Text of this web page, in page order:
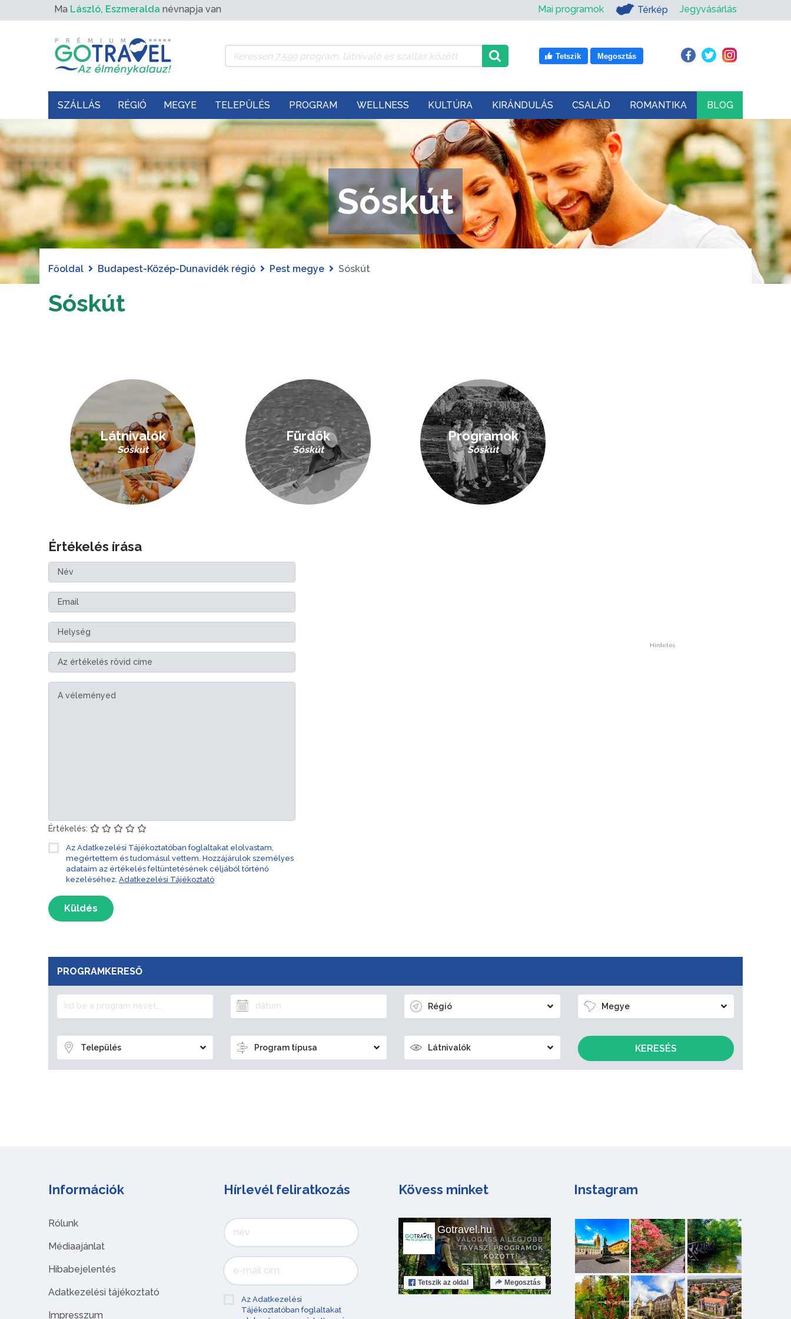
Ma László, Eszmeralda névnapja van Mai programok Térkép Jegyvásárlás
Tetszik Megosztás
SZÁLLÁS RÉGIÓ MEGYE TELEPÜLÉS PROGRAM WELLNESS KULTÚRA KIRÁNDULÁS CSALÁD ROMANTIKA BLOG
Sóskút
Főoldal Budapest-Közép-Dunavidék régió Pest megye Sóskút
Sóskút
Látnivalók
Sóskút
Fürdők
Sóskút
Programok
Sóskút
Értékelés írása
Értékelés:
Az Adatkezelési Tájékoztatóban foglaltakat elolvastam,
megértettem és tudomásul vettem. Hozzájárulok személyes
adataim az értékelés feltüntetésének céljából történő
kezeléséhez. Adatkezelési Tájékoztató
Küldés
Hirdetés
PROGRAMKERESŐ
Régió Megye
Település Program típusa Látnivalók KERESÉS
Információk
Rólunk
Médiaajánlat
Hibabejelentés
Adatkezelési tájékoztató
Impresszum
Hírlevél feliratkozás
Az Adatkezelési
Tájékoztatóban foglaltakat
Kövess minket
Gotravel.hu
Tetszik az oldal Megosztás
Instagram